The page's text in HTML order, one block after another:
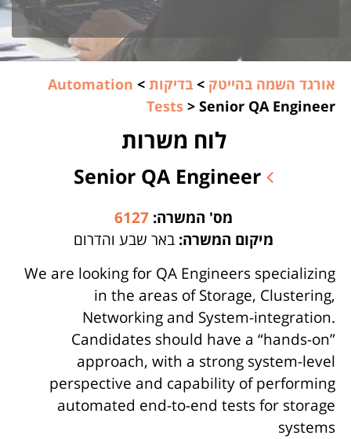
אורגד השמה בהייטק > בדיקות >
Automation
Tests > Senior QA Engineer
לוח משרות
מס' המשרה: 6127
מיקום המשרה: באר שבע והדרום
We are looking for QA Engineers specializing
in the areas of Storage, Clustering,
Networking and System-integration.
Candidates should have a “hands-on”
approach, with a strong system-level
perspective and capability of performing
automated end-to-end tests for storage
systems